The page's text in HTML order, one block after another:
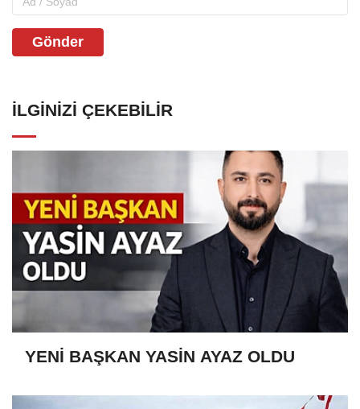
Gönder
İLGINIZI ÇEKEBILIR
YENİ BAŞKAN YASİN AYAZ OLDU